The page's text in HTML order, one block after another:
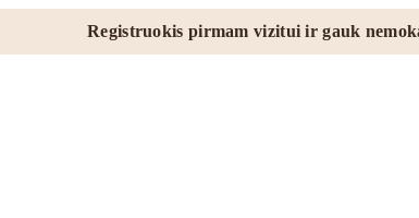
Registruokis pirmam vizitui ir gauk nemokamai kūno